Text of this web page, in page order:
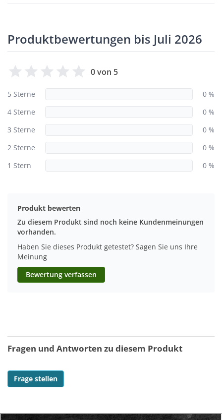
Produktbewertungen bis Juli 2026
0 von 5
5 Sterne
0 %
4 Sterne
0 %
3 Sterne
0 %
2 Sterne
0 %
1 Stern
0 %
Produkt bewerten
Zu diesem Produkt sind noch keine Kundenmeinungen
vorhanden.
Haben Sie dieses Produkt getestet? Sagen Sie uns Ihre
Meinung
Bewertung verfassen
Fragen und Antworten zu diesem Produkt
Frage stellen